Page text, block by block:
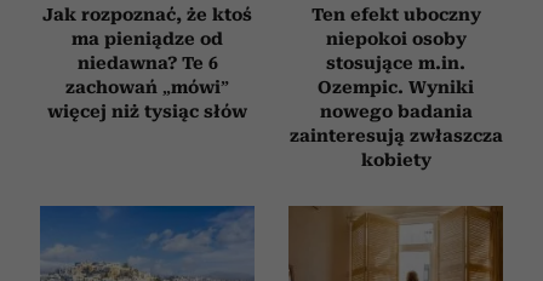
Jak rozpoznać, że ktoś
ma pieniądze od
niedawna? Te 6
zachowań „mówi”
więcej niż tysiąc słów
Ten efekt uboczny
niepokoi osoby
stosujące m.in.
Ozempic. Wyniki
nowego badania
zainteresują zwłaszcza
kobiety